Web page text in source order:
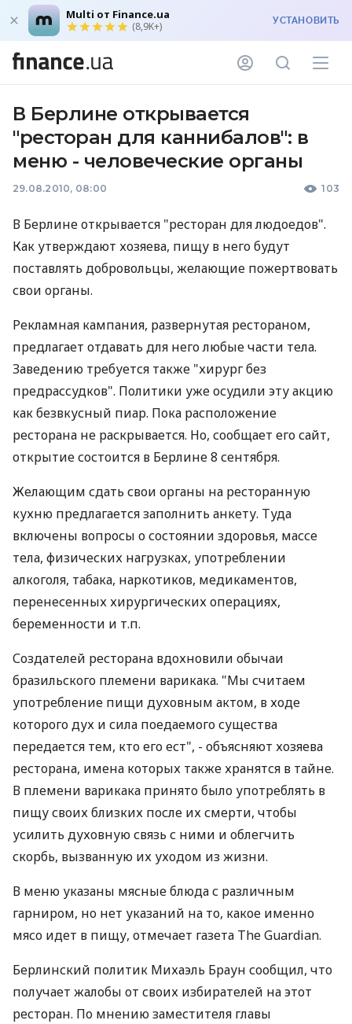
Multi от Finance.ua
(8,9K+) УСТАНОВИТЬ
В Берлине открывается
"ресторан для каннибалов": в
меню - человеческие органы
29.08.2010, 08:00 103
В Берлине открывается "ресторан для людоедов".
Как утверждают хозяева, пищу в него будут
поставлять добровольцы, желающие пожертвовать
свои органы.
Рекламная кампания, развернутая рестораном,
предлагает отдавать для него любые части тела.
Заведению требуется также "хирург без
предрассудков". Политики уже осудили эту акцию
как безвкусный пиар. Пока расположение
ресторана не раскрывается. Но, сообщает его сайт,
открытие состоится в Берлине 8 сентября.
Желающим сдать свои органы на ресторанную
кухню предлагается заполнить анкету. Туда
включены вопросы о состоянии здоровья, массе
тела, физических нагрузках, употреблении
алкоголя, табака, наркотиков, медикаментов,
перенесенных хирургических операциях,
беременности и т.п.
Создателей ресторана вдохновили обычаи
бразильского племени варикака. "Мы считаем
употребление пищи духовным актом, в ходе
которого дух и сила поедаемого существа
передается тем, кто его ест", - объясняют хозяева
ресторана, имена которых также хранятся в тайне.
В племени варикака принято было употреблять в
пищу своих близких после их смерти, чтобы
усилить духовную связь с ними и облегчить
скорбь, вызванную их уходом из жизни.
В меню указаны мясные блюда с различным
гарниром, но нет указаний на то, какое именно
мясо идет в пищу, отмечает газета The Guardian.
Берлинский политик Михаэль Браун сообщил, что
получает жалобы от своих избирателей на этот
ресторан. По мнению заместителя главы